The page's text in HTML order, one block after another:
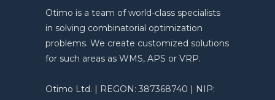
Otimo is a team of world-class specialists
in solving combinatorial optimization
problems. We create customized solutions
for such areas as WMS, APS or VRP.
Otimo Ltd. | REGON: 387368740 | NIP: